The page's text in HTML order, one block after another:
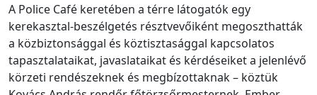
A Police Café keretében a térre látogatók egy
kerekasztal-beszélgetés résztvevőiként megoszthatták
a közbiztonsággal és köztisztasággal kapcsolatos
tapasztalataikat, javaslataikat és kérdéseiket a jelenlévő
körzeti rendészeknek és megbízottaknak – köztük